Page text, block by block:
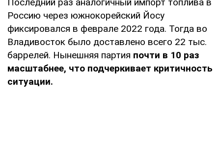
Россию через южнокорейский Йосу
фиксировался в феврале 2022 года. Тогда во
Владивосток было доставлено всего 22 тыс.
баррелей. Нынешняя партия почти в 10 раз
масштабнее, что подчеркивает критичность
ситуации.